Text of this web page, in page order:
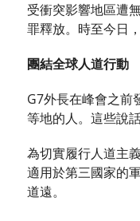
受衝突影響地區遭
罪釋放。時至今日
團結全球人道行動
G7外長在峰會之前
等地的人。這些說
為切實履行人道主
適用於第三國家的
道遠。